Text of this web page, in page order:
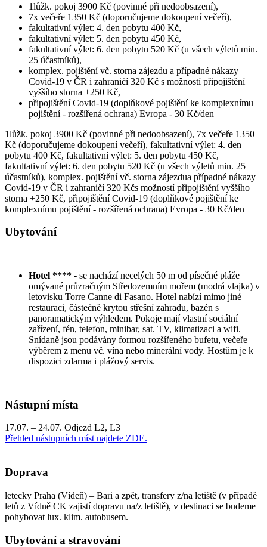
1lůžk. pokoj 3900 Kč (povinné při nedoobsazení),
7x večeře 1350 Kč (doporučujeme dokoupení večeří),
fakultativní výlet: 4. den pobytu 400 Kč,
fakultativní výlet: 5. den pobytu 450 Kč,
fakultativní výlet: 6. den pobytu 520 Kč (u všech výletů min.
25 účastníků),
komplex. pojištění vč. storna zájezdu a případné nákazy
Covid-19 v ČR i zahraničí 320 Kč s možností připojištění
vyššího storna +250 Kč,
připojištění Covid-19 (doplňkové pojištění ke komplexnímu
pojištění - rozšířená ochrana) Evropa - 30 Kč/den
1lůžk. pokoj 3900 Kč (povinné při nedoobsazení), 7x večeře 1350
Kč (doporučujeme dokoupení večeří), fakultativní výlet: 4. den
pobytu 400 Kč, fakultativní výlet: 5. den pobytu 450 Kč,
fakultativní výlet: 6. den pobytu 520 Kč (u všech výletů min. 25
účastníků), komplex. pojištění vč. storna zájezdua případné nákazy
Covid-19 v ČR i zahraničí 320 Kčs možností připojištění vyššího
storna +250 Kč, připojištění Covid-19 (doplňkové pojištění ke
komplexnímu pojištění - rozšířená ochrana) Evropa - 30 Kč/den
Ubytování
Hotel **** - se nachází necelých 50 m od písečné pláže
omývané průzračným Středozemním mořem (modrá vlajka) v
letovisku Torre Canne di Fasano. Hotel nabízí mimo jiné
restauraci, částečně krytou střešní zahradu, bazén s
panoramatickým výhledem. Pokoje mají vlastní sociální
zařízení, fén, telefon, minibar, sat. TV, klimatizaci a wifi.
Snídaně jsou podávány formou rozšířeného bufetu, večeře
výběrem z menu vč. vína nebo minerální vody. Hostům je k
dispozici zdarma i plážový servis.
Nástupní místa
17.07. – 24.07. Odjezd L2, L3
Přehled nástupních míst najdete ZDE.
Doprava
letecky Praha (Vídeň) – Bari a zpět, transfery z/na letiště (v případě
letů z Vídně CK zajistí dopravu na/z letiště), v destinaci se budeme
pohybovat lux. klim. autobusem.
Ubytování a stravování